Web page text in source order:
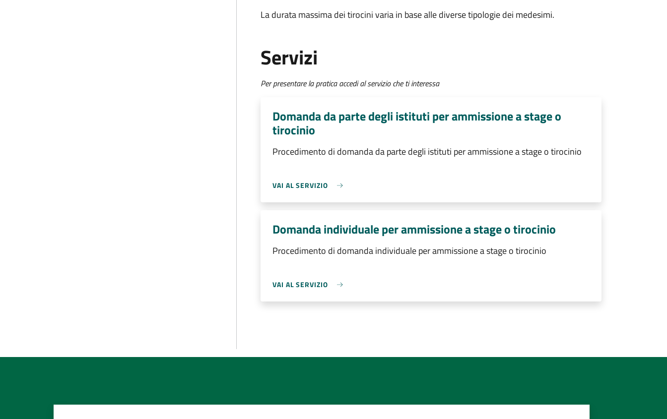
La durata massima dei tirocini varia in base alle diverse tipologie dei medesimi.
Servizi
Per presentare la pratica accedi al servizio che ti interessa
Domanda da parte degli istituti per ammissione a stage o
tirocinio
Procedimento di domanda da parte degli istituti per ammissione a stage o tirocinio
VAI AL SERVIZIO
Domanda individuale per ammissione a stage o tirocinio
Procedimento di domanda individuale per ammissione a stage o tirocinio
VAI AL SERVIZIO